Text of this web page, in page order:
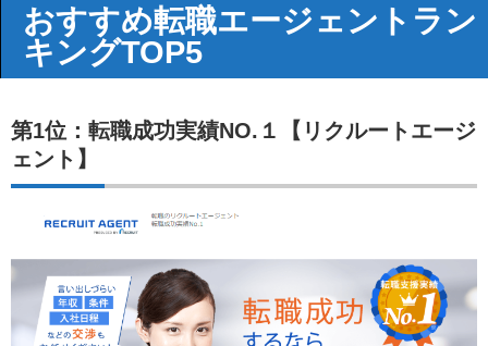
おすすめ転職エージェントラン
キングTOP5
第1位：転職成功実績NO.１【リクルートエージ
ェント】